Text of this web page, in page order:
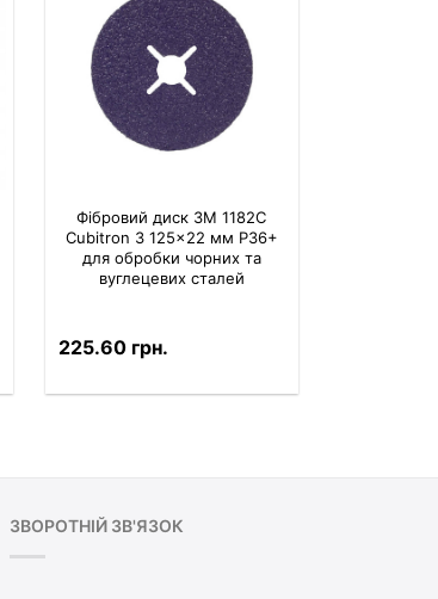
Фібровий диск 3M 1182C
Cubitron 3 125×22 мм P36+
для обробки чорних та
вуглецевих сталей
225.60 грн.
ЗВОРОТНІЙ ЗВ'ЯЗОК